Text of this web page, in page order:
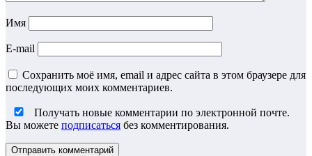
Имя
E-mail
Сохранить моё имя, email и адрес сайта в этом браузере для
последующих моих комментариев.
Получать новые комментарии по электронной почте.
Вы можете подписаться без комментирования.